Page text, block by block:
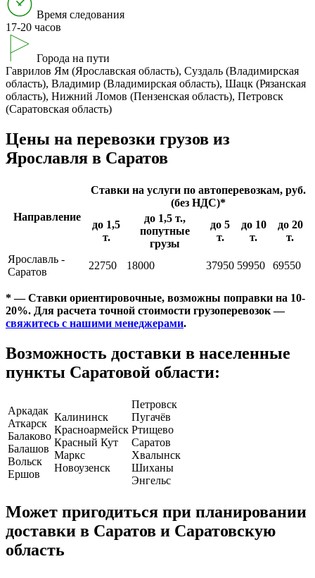
Время следования
17-20 часов
Города на пути
Гаврилов Ям (Ярославская область), Суздаль (Владимирская
область), Владимир (Владимирская область), Шацк (Рязанская
область), Нижний Ломов (Пензенская область), Петровск
(Саратовская область)
Цены на перевозки грузов из
Ярославля в Саратов
Направление
Ставки на услуги по автоперевозкам, руб.
(без НДС)*
до 1,5
т.
до 1,5 т.,
попутные
грузы
до 5
т.
до 10
т.
до 20
т.
Ярославль -
Саратов
22750 18000 37950 59950 69550
* — Ставки ориентировочные, возможны поправки на 10-
20%. Для расчета точной стоимости грузоперевозок —
свяжитесь с нашими менеджерами.
Возможность доставки в населенные
пункты Саратовой области:
Аркадак
Аткарск
Балаково
Балашов
Вольск
Ершов
Калининск
Красноармейск
Красный Кут
Маркс
Новоузенск
Петровск
Пугачёв
Ртищево
Саратов
Хвалынск
Шиханы
Энгельс
Может пригодиться при планировании
доставки в Саратов и Саратовскую
область